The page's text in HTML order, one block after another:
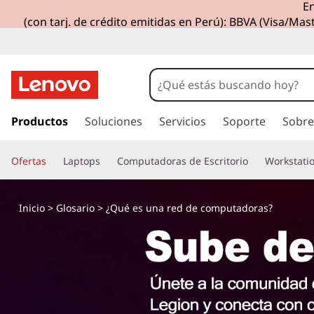
u
é
e
(con tarj. de crédito emitidas en Perú): BBVA (Visa/
r
c
o
Productos Soluciones Servicios Soporte
Ofertas Laptops Computadoras de Escritorio
Inicio> Glosario> ¿Qué es una red de computadoras?